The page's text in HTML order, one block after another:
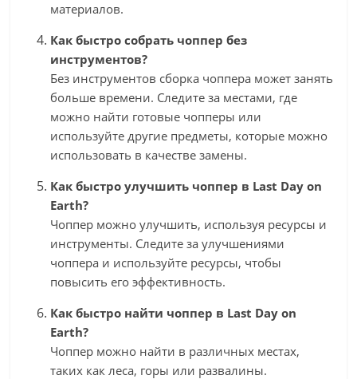
материалов.
Как быстро собрать чоппер без
инструментов?
Без инструментов сборка чоппера может занять
больше времени. Следите за местами, где
можно найти готовые чопперы или
используйте другие предметы, которые можно
использовать в качестве замены.
Как быстро улучшить чоппер в Last Day on
Earth?
Чоппер можно улучшить, используя ресурсы и
инструменты. Следите за улучшениями
чоппера и используйте ресурсы, чтобы
повысить его эффективность.
Как быстро найти чоппер в Last Day on
Earth?
Чоппер можно найти в различных местах,
таких как леса, горы или развалины.